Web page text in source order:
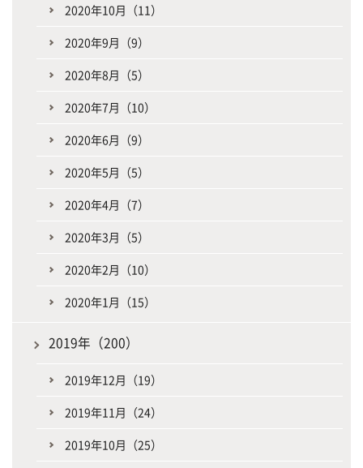
2020年10月（11）
2020年9月（9）
2020年8月（5）
2020年7月（10）
2020年6月（9）
2020年5月（5）
2020年4月（7）
2020年3月（5）
2020年2月（10）
2020年1月（15）
2019年（200）
2019年12月（19）
2019年11月（24）
2019年10月（25）